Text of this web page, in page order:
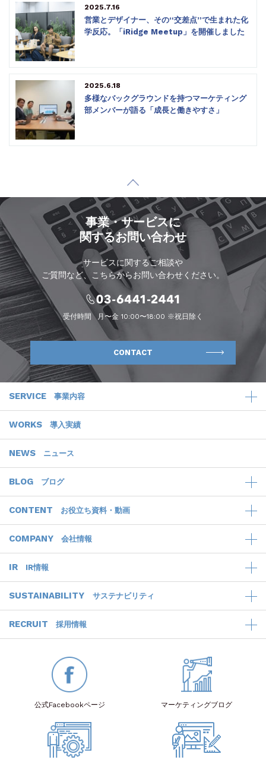
2025.7.16
営業とデザイナー、その“交差点”で生まれた化
学反応。「iRidge Meetup」を開催しました
2025.6.18
多様なバックグラウンドを持つマーケティング
部メンバーが語る「成長と働きやすさ」
事業・サービスに
関するお問い合わせ
サービスに関するご相談や
ご質問など、こちらからお問い合わせください。
受付時間 月〜金 10:00〜18:00 ※祝日除く
CONTACT
SERVICE 事業内容
WORKS 導入実績
NEWS ニュース
BLOG ブログ
CONTENT お役立ち資料・動画
COMPANY 会社情報
IR IR情報
SUSTAINABILITY サステナビリティ
RECRUIT 採用情報
公式Facebookページ マーケティングブログ